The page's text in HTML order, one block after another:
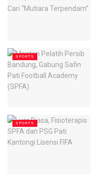
SPORTS
SPORTS